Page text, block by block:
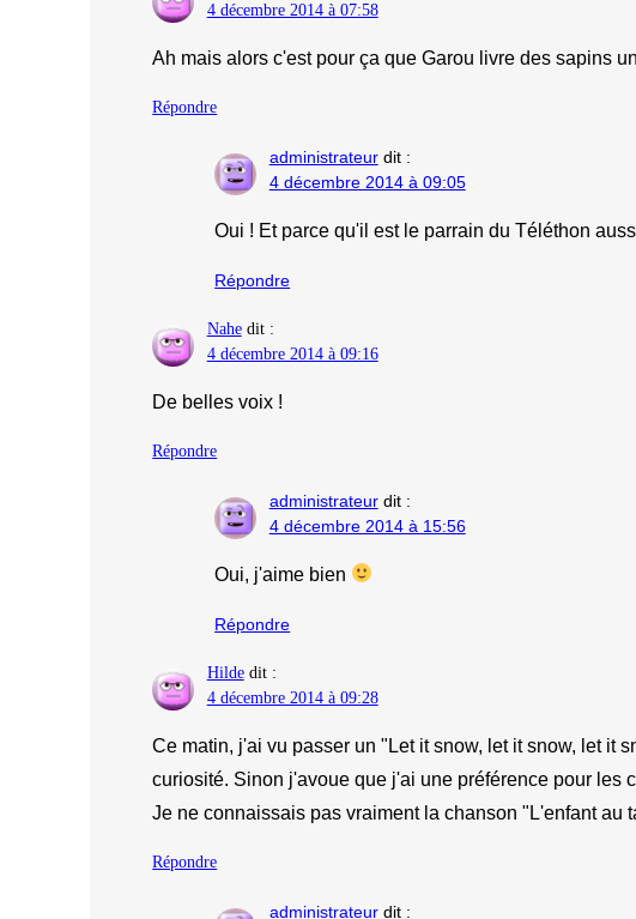
4 décembre 2014 à 07:58
Ah mais alors c'est pour ça que Garou livre des sapins
Répondre
administrateur dit :
4 décembre 2014 à 09:05
Oui ! Et parce qu'il est le parrain du Téléthon
Répondre
Nahe dit :
4 décembre 2014 à 09:16
De belles voix !
Répondre
administrateur dit :
4 décembre 2014 à 15:56
Oui, j'aime bien
Répondre
Hilde dit :
4 décembre 2014 à 09:28
Ce matin, j'ai vu passer un "Let it snow, let it snow, let it
curiosité. Sinon j'avoue que j'ai une préférence pour les
Je ne connaissais pas vraiment la chanson "L'enfant au
Répondre
administrateur dit :